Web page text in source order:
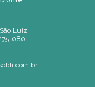
Luiz
080